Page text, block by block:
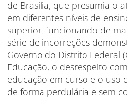
de Brasília, que presumia o
em diferentes níveis de
superior, funcionando de
série de incorreções
Governo do Distrito Federal
Educação, o desrespeito
educação em curso e o uso
de forma perdulária e sem